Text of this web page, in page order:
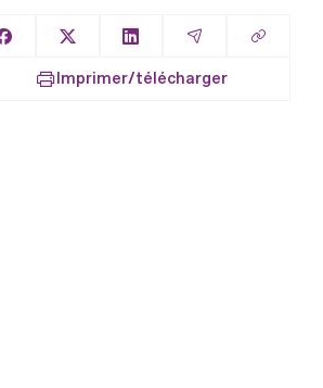
Partager sur Facebook
Partager sur XPartager sur LinkedIn
Partager par
Copier
Imprimer/télécharger